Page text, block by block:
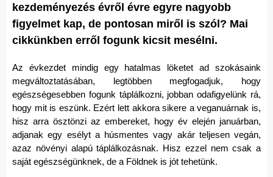
kezdeményezés évről évre egyre nagyobb
figyelmet kap, de pontosan miről is szól? Mai
cikkünkben erről fogunk kicsit mesélni.
Az évkezdet mindig egy hatalmas löketet ad szokásaink
megváltoztatásában, legtöbben megfogadjuk, hogy
egészségesebben fogunk táplálkozni, jobban odafigyelünk rá,
hogy mit is eszünk. Ezért lett akkora sikere a veganuárnak is,
hisz arra ösztönzi az embereket, hogy év elején januárban,
adjanak egy esélyt a húsmentes vagy akár teljesen vegán,
azaz növényi alapú táplálkozásnak. Hisz ezzel nem csak a
saját egészségünknek, de a Földnek is jót tehetünk.